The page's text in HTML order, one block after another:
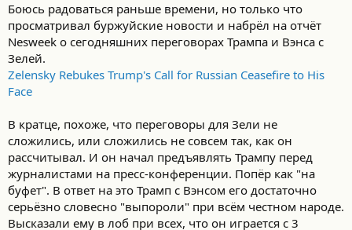
Боюсь радоваться раньше времени, но только что
просматривал буржуйские новости и набрёл на отчёт
Nesweek о сегодняшних переговорах Трампа и Вэнса с
Зелей.
Zelensky Rebukes Trump's Call for Russian Ceasefire to His
Face
В кратце, похоже, что переговоры для Зели не
сложились, или сложились не совсем так, как он
рассчитывал. И он начал предъявлять Трампу перед
журналистами на пресс-конференции. Попёр как "на
буфет". В ответ на это Трамп с Вэнсом его достаточно
серьёзно словесно "выпороли" при всём честном народе.
Высказали ему в лоб при всех, что он играется с 3